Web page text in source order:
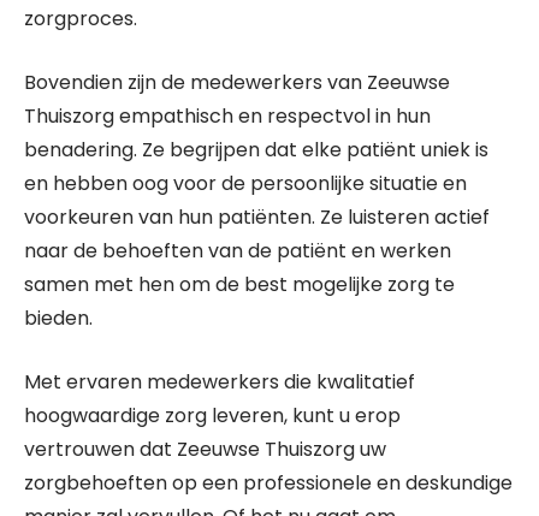
zorgproces.
Bovendien zijn de medewerkers van Zeeuwse
Thuiszorg empathisch en respectvol in hun
benadering. Ze begrijpen dat elke patiënt uniek is
en hebben oog voor de persoonlijke situatie en
voorkeuren van hun patiënten. Ze luisteren actief
naar de behoeften van de patiënt en werken
samen met hen om de best mogelijke zorg te
bieden.
Met ervaren medewerkers die kwalitatief
hoogwaardige zorg leveren, kunt u erop
vertrouwen dat Zeeuwse Thuiszorg uw
zorgbehoeften op een professionele en deskundige